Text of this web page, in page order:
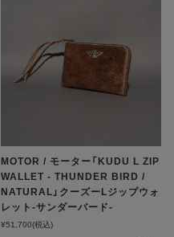
MOTOR / モーター「KUDU L ZIP
WALLET - THUNDER BIRD /
NATURAL」クーズーLジップウォ
レット-サンダーバード-
¥51,700(税込)